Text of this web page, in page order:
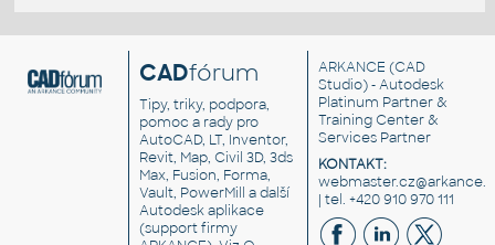
CADfórum
Tipy, triky, podpora,
pomoc a rady pro
AutoCAD, LT, Inventor,
Revit, Map, Civil 3D, 3ds
Max, Fusion, Forma,
Vault, PowerMill a další
Autodesk aplikace
(support firmy
ARKANCE (CAD
Studio) - Autodesk
Platinum Partner &
Training Center &
Services Partner
KONTAKT:
| tel. +420 910 970 111